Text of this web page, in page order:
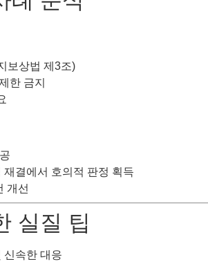
보상법 제3조)
한 금지
결에서 호의적 판정 획득
개선
실질 팁
신속한 대응